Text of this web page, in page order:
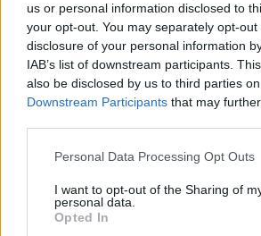
us or personal information disclosed to
your opt-out. You may separately opt-
disclosure of your personal information
IAB’s list of downstream participants.
also be disclosed by us to third parties
Downstream Participants that may
Personal Data Processing Opt Outs
I want to opt-out of the Sharing of
personal data.
Opted In
NOVINKY
Obděnice vzpomínaly
Většina koupališť na
podmínky. Horší voda je